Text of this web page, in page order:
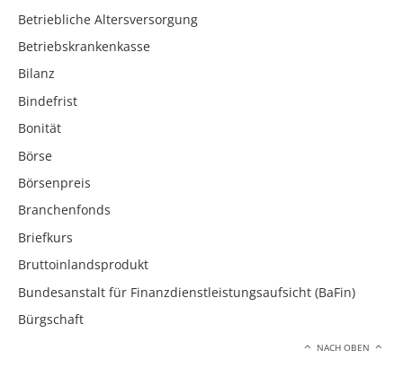
Betriebliche Altersversorgung
Betriebskrankenkasse
Bilanz
Bindefrist
Bonität
Börse
Börsenpreis
Branchenfonds
Briefkurs
Bruttoinlandsprodukt
Bundesanstalt für Finanzdienstleistungsaufsicht (BaFin)
Bürgschaft
NACH OBEN